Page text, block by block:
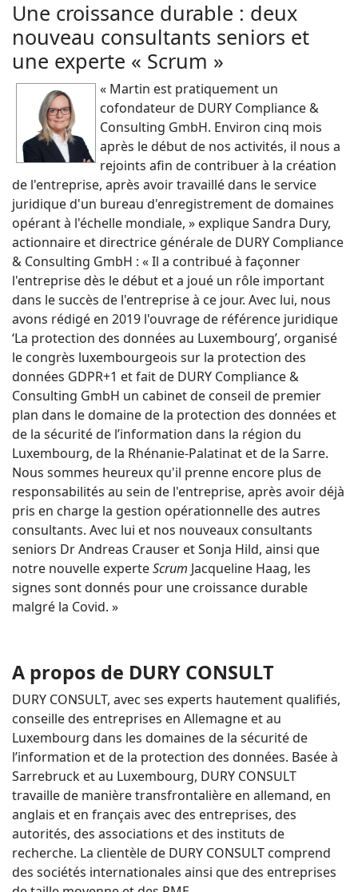
Une croissance durable : deux
nouveau consultants seniors et
une experte « Scrum »
« Martin est pratiquement un
cofondateur de DURY Compliance &
Consulting GmbH. Environ cinq mois
après le début de nos activités, il nous a
rejoints afin de contribuer à la création
de l'entreprise, après avoir travaillé dans le service
juridique d'un bureau d'enregistrement de domaines
opérant à l'échelle mondiale, » explique Sandra Dury,
actionnaire et directrice générale de DURY Compliance
& Consulting GmbH : « Il a contribué à façonner
l'entreprise dès le début et a joué un rôle important
dans le succès de l'entreprise à ce jour. Avec lui, nous
avons rédigé en 2019 l'ouvrage de référence juridique
‘La protection des données au Luxembourg’, organisé
le congrès luxembourgeois sur la protection des
données GDPR+1 et fait de DURY Compliance &
Consulting GmbH un cabinet de conseil de premier
plan dans le domaine de la protection des données et
de la sécurité de l’information dans la région du
Luxembourg, de la Rhénanie-Palatinat et de la Sarre.
Nous sommes heureux qu'il prenne encore plus de
responsabilités au sein de l'entreprise, après avoir déjà
pris en charge la gestion opérationnelle des autres
consultants. Avec lui et nos nouveaux consultants
seniors Dr Andreas Crauser et Sonja Hild, ainsi que
notre nouvelle experteScrum Jacqueline Haag, les
signes sont donnés pour une croissance durable
malgré la Covid. »
A propos de DURY CONSULT
DURY CONSULT, avec ses experts hautement qualifiés,
conseille des entreprises en Allemagne et au
Luxembourg dans les domaines de la sécurité de
l’information et de la protection des données. Basée à
Sarrebruck et au Luxembourg, DURY CONSULT
travaille de manière transfrontalière en allemand, en
anglais et en français avec des entreprises, des
autorités, des associations et des instituts de
recherche. La clientèle de DURY CONSULT comprend
des sociétés internationales ainsi que des entreprises